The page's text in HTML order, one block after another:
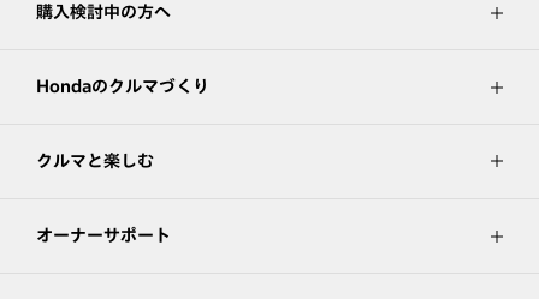
購入検討中の方へ
Hondaのクルマづくり
クルマと楽しむ
オーナーサポート